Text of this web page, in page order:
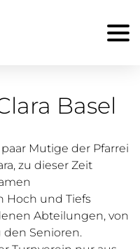
Basel
Mutige der Pfarrei
zu dieser Zeit
Hoch und Tiefs
Abteilungen, von
Senioren.